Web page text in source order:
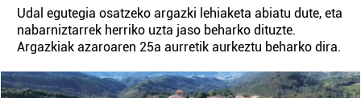
Udal egutegia osatzeko argazki lehiaketa abiatu dute, eta
nabarniztarrek herriko uzta jaso beharko dituzte.
Argazkiak azaroaren 25a aurretik aurkeztu beharko dira.